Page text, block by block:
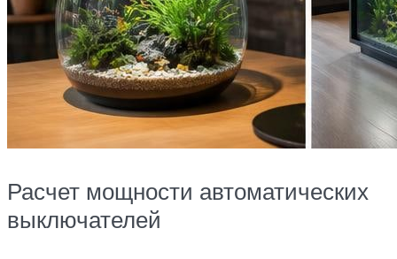
Расчет мощности автоматических
выключателей